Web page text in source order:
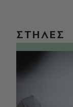
ΣΤΗΛΕΣ